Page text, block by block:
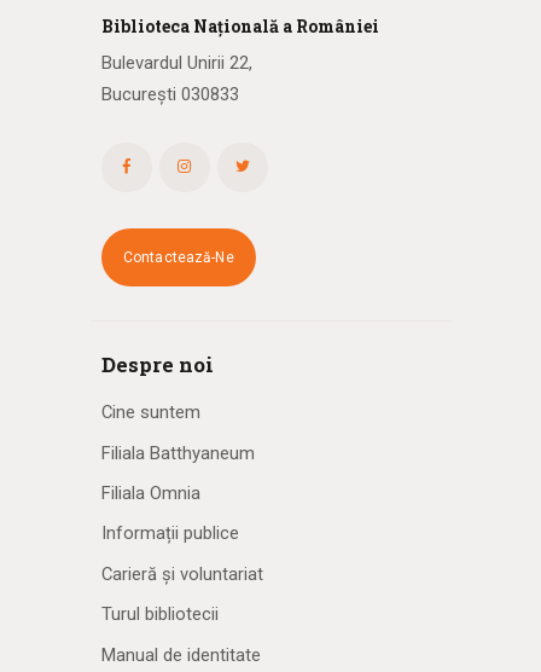
Biblioteca Națională a României
Bulevardul Unirii 22,
București 030833
Contactează-Ne
Despre noi
Cine suntem
Filiala Batthyaneum
Filiala Omnia
Informații publice
Carieră și voluntariat
Turul bibliotecii
Manual de identitate